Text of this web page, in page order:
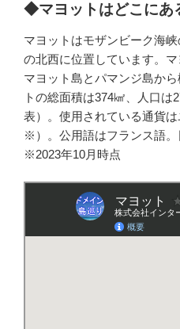
◆マヨットはどこにあ
マヨットはモザンビーク海
の北西に位置しています。マ
マヨット島とパマンジ島か
トの総面積は374㎢、人口は
表）。使用されている通貨
※）。公用語はフランス語。
※2023年10月時点